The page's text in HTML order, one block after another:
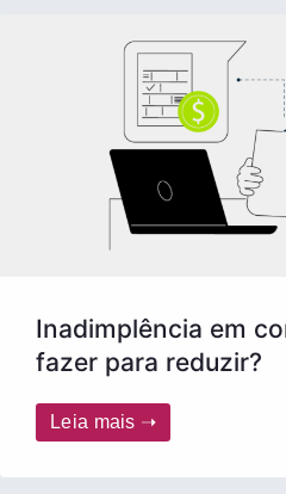
Inadimplência em
fazer para reduzir?
Leia mais ➝